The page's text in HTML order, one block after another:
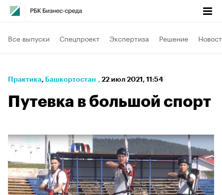
Все выпуски Спецпроект Экспертиза Решение
Практика⁠, Башкортостан , 22 июл 2021, 11:54
Путевка в большой спорт